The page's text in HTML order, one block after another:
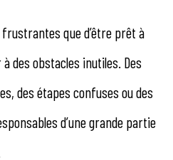
que d’être prêt à
des obstacles inutiles. Des
des étapes confuses ou des
d’une grande partie